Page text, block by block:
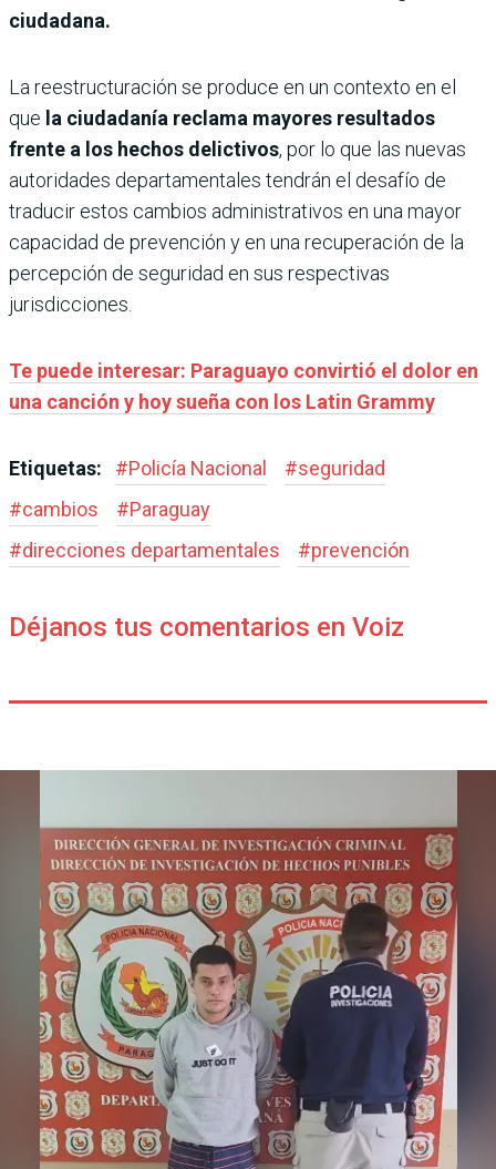
ciudadana.
La reestructuración se produce en un contexto en el
que la ciudadanía reclama mayores resultados
frente a los hechos delictivos, por lo que las nuevas
autoridades departamentales tendrán el desafío de
traducir estos cambios administrativos en una mayor
capacidad de prevención y en una recuperación de la
percepción de seguridad en sus respectivas
jurisdicciones.
Te puede interesar: Paraguayo convirtió el dolor en
una canción y hoy sueña con los Latin Grammy
Etiquetas: #Policía Nacional #seguridad
#cambios #Paraguay
#direcciones departamentales #prevención
Déjanos tus comentarios en Voiz